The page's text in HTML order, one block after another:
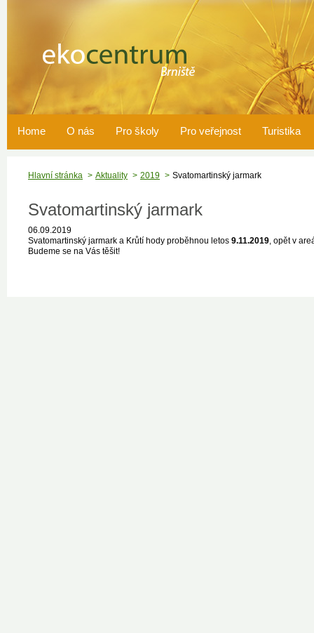
Home O nás Pro školy Pro veřejnost Turistika
Hlavní stránka Aktuality 2019 Svatomartinský jarmark
Svatomartinský jarmark
06.09.2019
Svatomartinský jarmark a Krůtí hody proběhnou letos 9.11.2019, opět v
Budeme se na Vás těšit!